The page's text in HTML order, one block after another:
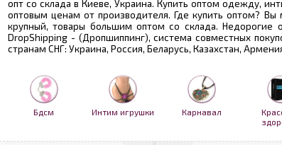
опт со склада в Киеве, Украина. Купить оптом одежду,
оптовым ценам от производителя. Где купить оптом?
крупный, товары большим оптом со склада. Недорогие
DropShipping - (Дропшиппинг), система совместных
странам СНГ: Украина, Россия, Беларусь, Казахстан,
Бдсм Интим игрушки Карнавал